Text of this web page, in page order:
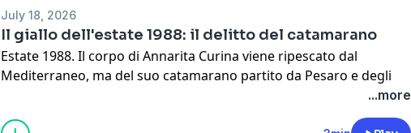
July 18, 2026
Il giallo dell'estate 1988: il delitto del catamarano
Estate 1988. Il corpo di Annarita Curina viene ripescato dal
Mediterraneo, ma del suo catamarano partito da Pesaro e degli
altri passeggeri si sono perse le tracce. Dopo oltre un mese, in
Tunisia, le autorità trovano l'imbarcazione, mentre i tre sospettati
...more